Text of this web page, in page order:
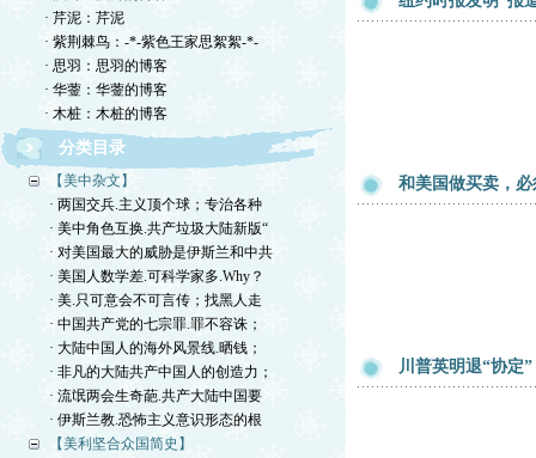
· 芹泥：芹泥
· 紫荆棘鸟：-*-紫色王家思絮絮-*-
· 思羽：思羽的博客
· 华蓥：华蓥的博客
· 木桩：木桩的博客
分类目录
【美中杂文】
· 两国交兵.主义顶个球；专治各种
· 美中角色互换.共产垃圾大陆新版“
· 对美国最大的威胁是伊斯兰和中共
· 美国人数学差.可科学家多.Why？
· 美.只可意会不可言传；找黑人走
· 中国共产党的七宗罪.罪不容诛；
· 大陆中国人的海外风景线.晒钱；
· 非凡的大陆共产中国人的创造力；
· 流氓两会生奇葩.共产大陆中国要
· 伊斯兰教.恐怖主义意识形态的根
【美利坚合众国简史】
和美国做买卖，
川普英明退“协定